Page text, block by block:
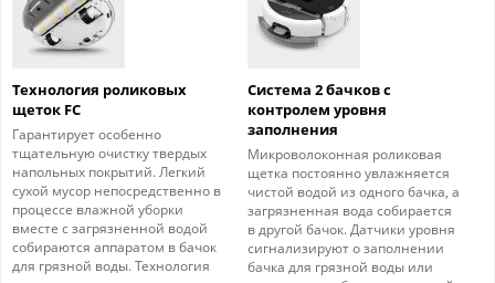
Технология роликовых
щеток FC
Гарантирует особенно
тщательную очистку твердых
напольных покрытий. Легкий
сухой мусор непосредственно в
процессе влажной уборки
вместе с загрязненной водой
собираются аппаратом в бачок
для грязной воды. Технология
Система 2 бачков с
контролем уровня
заполнения
Микроволоконная роликовая
щетка постоянно увлажняется
чистой водой из одного бачка, а
загрязненная вода собирается
в другой бачок. Датчики уровня
сигнализируют о заполнении
бачка для грязной воды или